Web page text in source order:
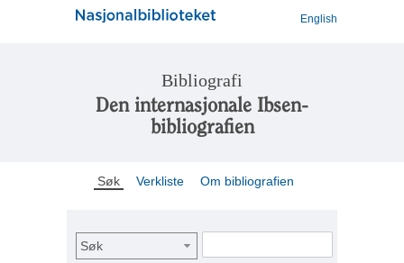
English
Bibliografi
Den internasjonale Ibsen-
bibliografien
Søk Verkliste Om bibliografien
Søk